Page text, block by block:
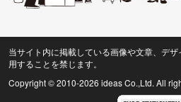
当サイト内に掲載している画像や文章、デ
用することを禁じます。
Copyright © 2010-2026 ideas Co.,Ltd. All